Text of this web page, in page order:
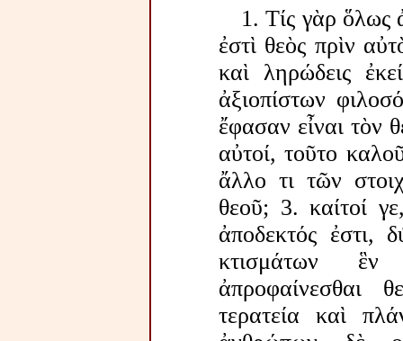
1. Τίς γὰρ ὅλως
ἐστὶ θεὸς πρὶν
καὶ ληρώδεις
ἀξιοπίστων
ἔφασαν εἶναι τὸν
αὐτοί, τοῦτο
ἄλλο τι τῶν
θεοῦ; 3. καίτοί
ἀποδεκτός ἐστι,
κτισμάτων
τερατεία καὶ